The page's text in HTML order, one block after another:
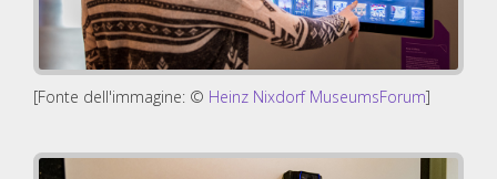
[Fonte dell'immagine: © Heinz Nixdorf MuseumsForum]